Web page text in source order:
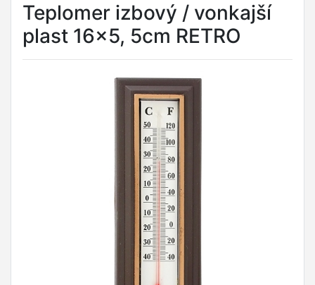
Teplomer izbový / vonkajší
plast 16x5, 5cm RETRO